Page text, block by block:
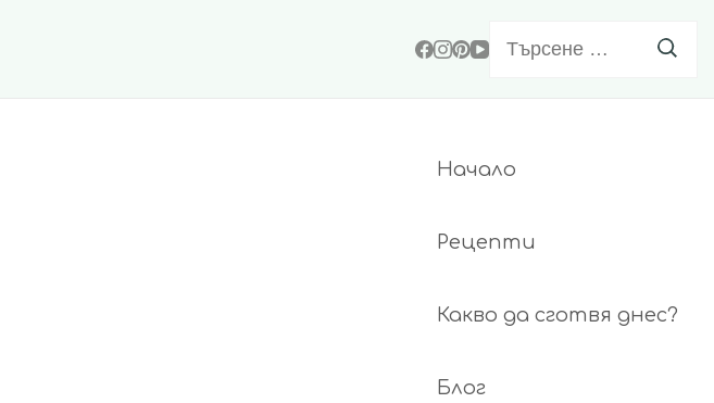
за:
Начало
Рецепти
Какво да сготвя днес?
Блог